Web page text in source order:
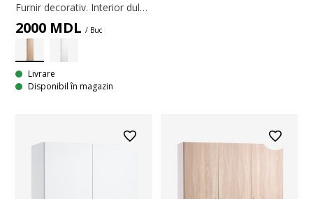
Furnir decorativ. Interior dulap: 3 rafturi. 50x176x50 cm
2000 MDL / Buc
Livrare
Disponibil în magazin